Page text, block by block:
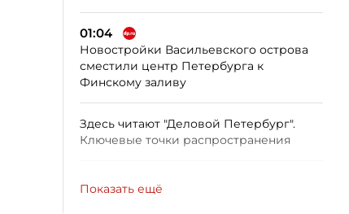
01:04
Новостройки Васильевского острова
сместили центр Петербурга к
Финскому заливу
Здесь читают "Деловой Петербург".
Ключевые точки распространения
Показать ещё